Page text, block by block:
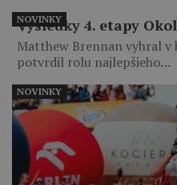
Výsledky 4. etapy
Matthew Brennan vyhral
potvrdil rolu najlepšieho…
NOVINKY
NOVINKY